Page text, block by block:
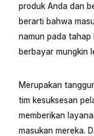
produk Anda dan
berarti bahwa
namun pada
berbayar mungkin
Merupakan
tim kesuksesan
memberikan
masukan mereka.